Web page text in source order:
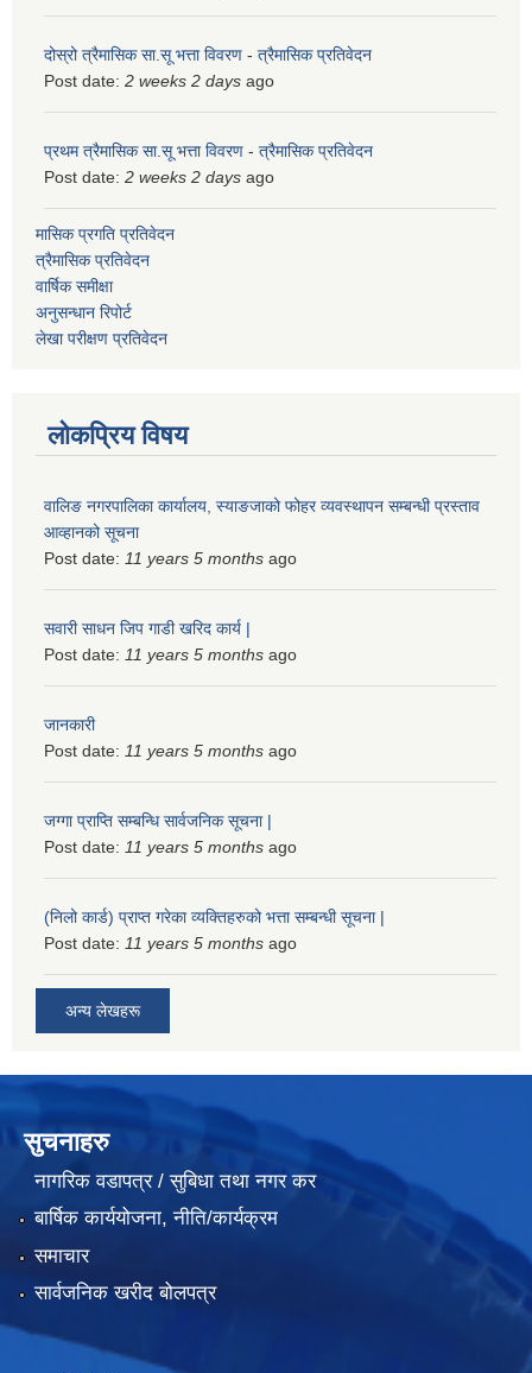
दोस्रो त्रैमासिक सा.सू भत्ता विवरण - त्रैमासिक प्रतिवेदन
Post date: 2 weeks 2 days ago
प्रथम त्रैमासिक सा.सू भत्ता विवरण - त्रैमासिक प्रतिवेदन
Post date: 2 weeks 2 days ago
मासिक प्रगति प्रतिवेदन
त्रैमासिक प्रतिवेदन
वार्षिक समीक्षा
अनुसन्धान रिपोर्ट
लेखा परीक्षण प्रतिवेदन
लोकप्रिय विषय
वालिङ नगरपालिका कार्यालय, स्याङजाको फोहर व्यवस्थापन सम्बन्धी प्रस्ताव
आव्हानको सूचना
Post date: 11 years 5 months ago
सवारी साधन जिप गाडी खरिद कार्य |
Post date: 11 years 5 months ago
जानकारी
Post date: 11 years 5 months ago
जग्गा प्राप्ति सम्बन्धि सार्वजनिक सूचना |
Post date: 11 years 5 months ago
(निलो कार्ड) प्राप्त गरेका व्यक्तिहरुको भत्ता सम्बन्धी सूचना |
Post date: 11 years 5 months ago
अन्य लेखहरू
सुचनाहरु
नागरिक वडापत्र / सुबिधा तथा नगर कर
बार्षिक कार्ययोजना, नीति/कार्यक्रम
समाचार
सार्वजनिक खरीद बोलपत्र